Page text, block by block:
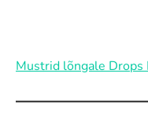
Mustrid lõngale Drops